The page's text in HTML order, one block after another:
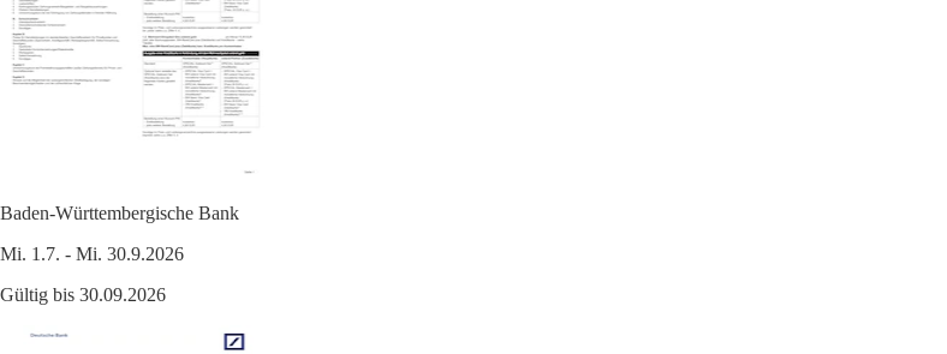
Baden-Württembergische Bank
Mi. 1.7. - Mi. 30.9.2026
Gültig bis 30.09.2026